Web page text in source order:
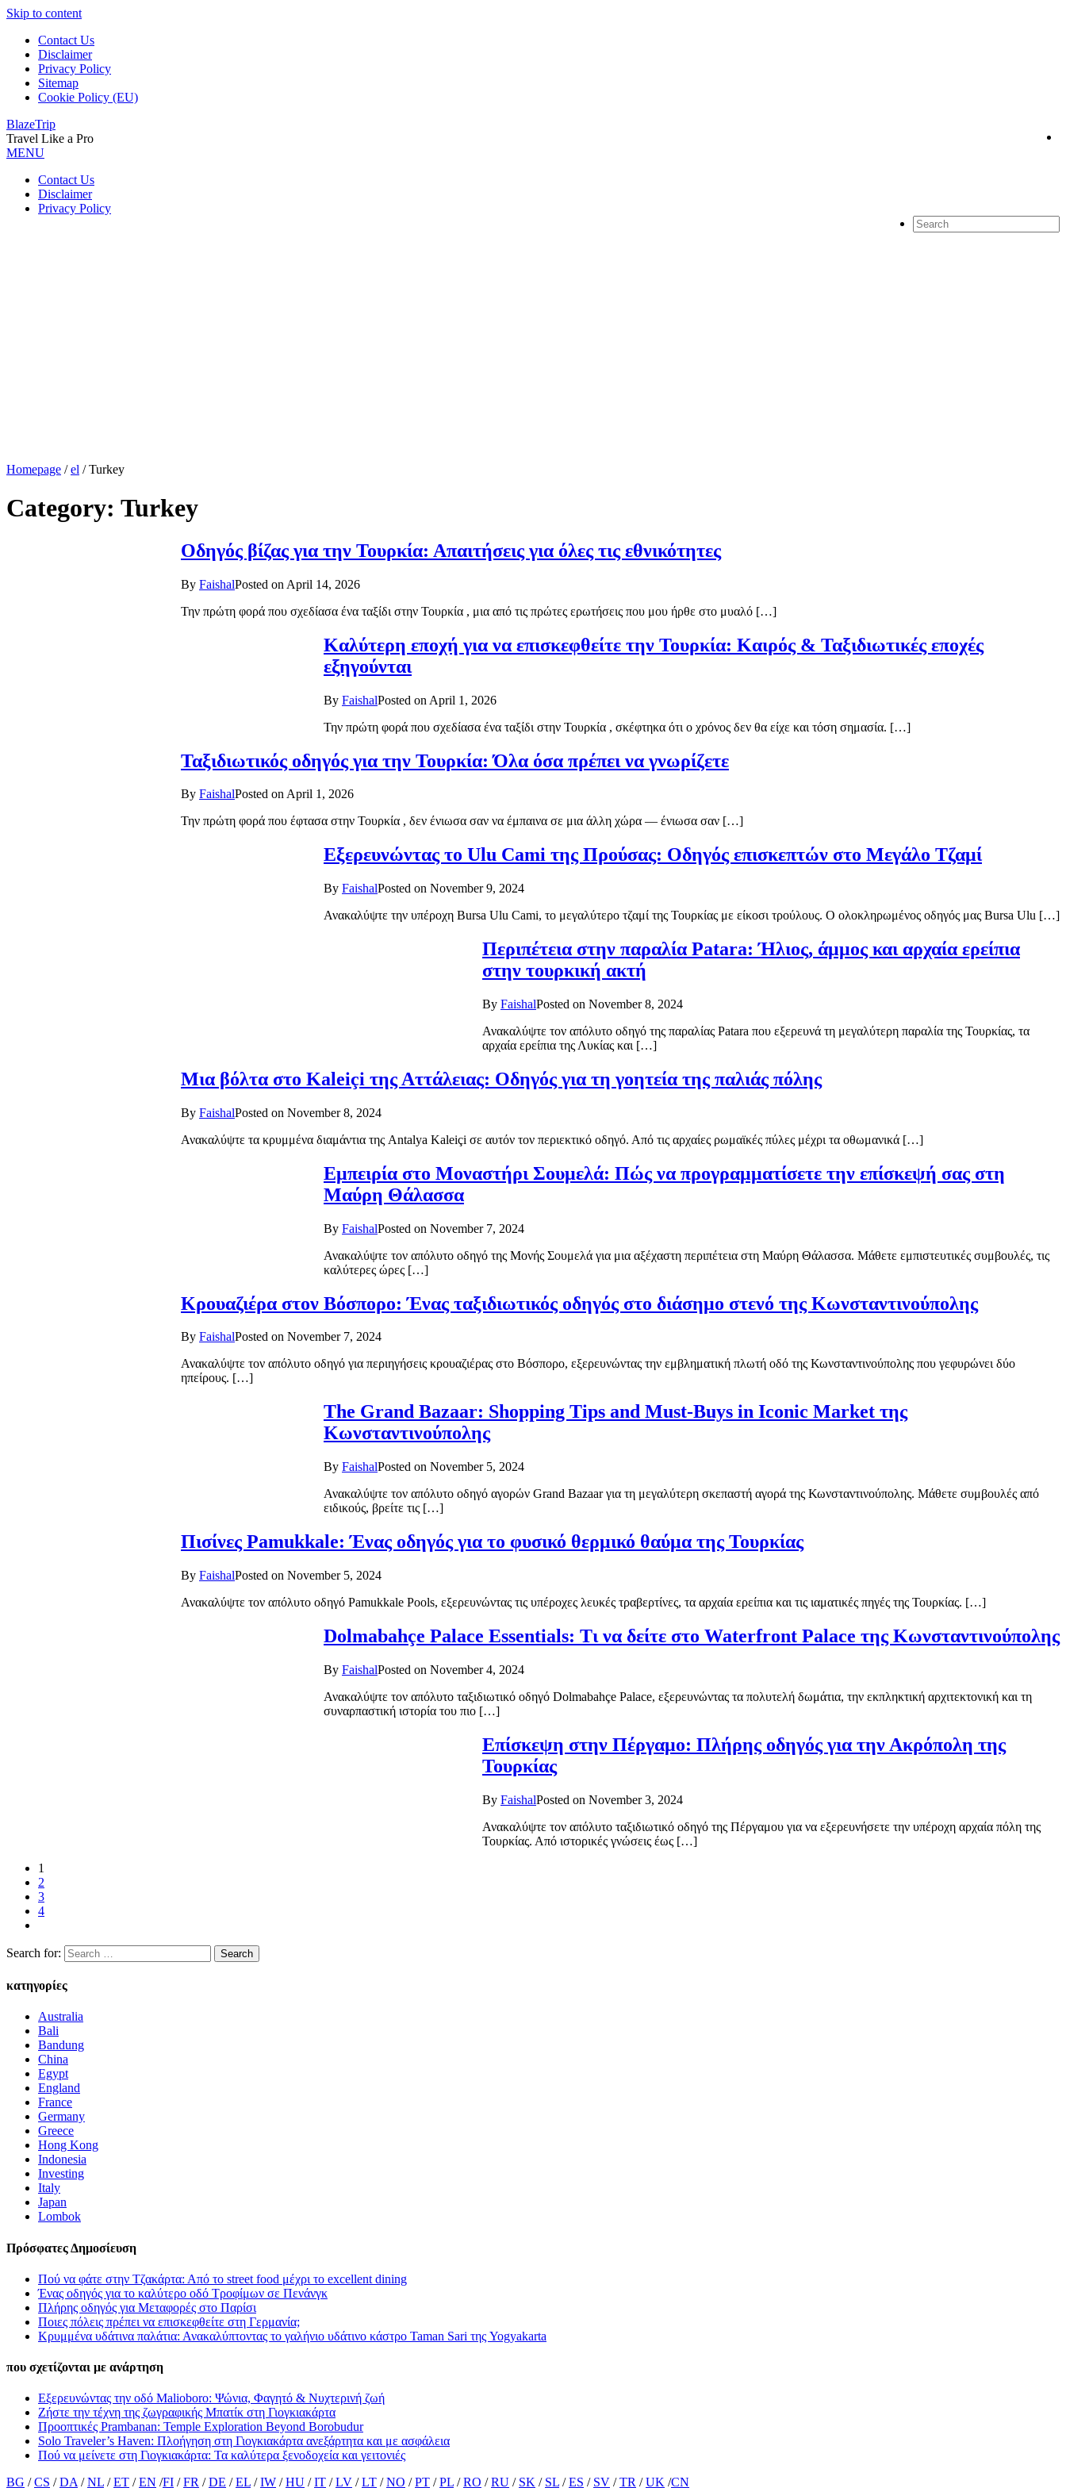
Skip to content
Contact Us
Disclaimer
Privacy Policy
Sitemap
Cookie Policy (EU)
BlazeTrip
Travel Like a Pro
MENU
Contact Us
Disclaimer
Privacy Policy
Homepage / el / Turkey
Category: Turkey
Οδηγός βίζας για την Τουρκία: Απαιτήσεις για όλες τις εθνικότητες
By FaishalPosted on April 14, 2026
Την πρώτη φορά που σχεδίασα ένα ταξίδι στην Τουρκία , μια από τις πρώτες ερωτήσεις που μου ήρθε στο μυαλό […]
Καλύτερη εποχή για να επισκεφθείτε την Τουρκία: Καιρός & Ταξιδιωτικές εποχές
εξηγούνται
By FaishalPosted on April 1, 2026
Την πρώτη φορά που σχεδίασα ένα ταξίδι στην Τουρκία , σκέφτηκα ότι ο χρόνος δεν θα είχε και τόση σημασία. […]
Ταξιδιωτικός οδηγός για την Τουρκία: Όλα όσα πρέπει να γνωρίζετε
By FaishalPosted onApril 1, 2026
Την πρώτη φορά που έφτασα στην Τουρκία , δεν ένιωσα σαν να έμπαινα σε μια άλλη χώρα — ένιωσα σαν […]
Εξερευνώντας το Ulu Cami της Προύσας: Οδηγός επισκεπτών στο Μεγάλο Τζαμί
By FaishalPosted on November 9, 2024
Ανακαλύψτε την υπέροχη Bursa Ulu Cami, το μεγαλύτερο τζαμί της Τουρκίας με είκοσι τρούλους. Ο ολοκληρωμένος οδηγός μας Bursa Ulu […]
Περιπέτεια στην παραλία Patara: Ήλιος, άμμος και αρχαία ερείπια
στην τουρκική ακτή
By FaishalPosted on November 8, 2024
Ανακαλύψτε τον απόλυτο οδηγό της παραλίας Patara που εξερευνά τη μεγαλύτερη παραλία της Τουρκίας, τα
αρχαία ερείπια της Λυκίας και […]
Μια βόλτα στο Kaleiçi της Αττάλειας: Οδηγός για τη γοητεία της παλιάς πόλης
By FaishalPosted on November 8, 2024
Ανακαλύψτε τα κρυμμένα διαμάντια της Antalya Kaleiçi σε αυτόν τον περιεκτικό οδηγό. Από τις αρχαίες ρωμαϊκές πύλες μέχρι τα οθωμανικά […]
Εμπειρία στο Μοναστήρι Σουμελά: Πώς να προγραμματίσετε την επίσκεψή σας στη
Μαύρη Θάλασσα
By FaishalPosted on November 7, 2024
Ανακαλύψτε τον απόλυτο οδηγό της Μονής Σουμελά για μια αξέχαστη περιπέτεια στη Μαύρη Θάλασσα. Μάθετε εμπιστευτικές συμβουλές, τις
καλύτερες ώρες […]
Κρουαζιέρα στον Βόσπορο: Ένας ταξιδιωτικός οδηγός στο διάσημο στενό της Κωνσταντινούπολης
By FaishalPosted on November 7, 2024
Ανακαλύψτε τον απόλυτο οδηγό για περιηγήσεις κρουαζιέρας στο Βόσπορο, εξερευνώντας την εμβληματική πλωτή οδό της Κωνσταντινούπολης που γεφυρώνει δύο
ηπείρους. […]
The Grand Bazaar: Shopping Tips and Must-Buys in Iconic Market της
Κωνσταντινούπολης
By FaishalPosted on November 5, 2024
Ανακαλύψτε τον απόλυτο οδηγό αγορών Grand Bazaar για τη μεγαλύτερη σκεπαστή αγορά της Κωνσταντινούπολης. Μάθετε συμβουλές από
ειδικούς, βρείτε τις […]
Πισίνες Pamukkale: Ένας οδηγός για το φυσικό θερμικό θαύμα της Τουρκίας
By FaishalPosted on November 5, 2024
Ανακαλύψτε τον απόλυτο οδηγό Pamukkale Pools, εξερευνώντας τις υπέροχες λευκές τραβερτίνες, τα αρχαία ερείπια και τις ιαματικές πηγές της Τουρκίας. […]
Dolmabahçe Palace Essentials: Τι να δείτε στο Waterfront Palace της Κωνσταντινούπολης
By FaishalPosted on November 4, 2024
Ανακαλύψτε τον απόλυτο ταξιδιωτικό οδηγό Dolmabahçe Palace, εξερευνώντας τα πολυτελή δωμάτια, την εκπληκτική αρχιτεκτονική και τη
συναρπαστική ιστορία του πιο […]
Επίσκεψη στην Πέργαμο: Πλήρης οδηγός για την Ακρόπολη της
Τουρκίας
By FaishalPosted on November 3, 2024
Ανακαλύψτε τον απόλυτο ταξιδιωτικό οδηγό της Πέργαμου για να εξερευνήσετε την υπέροχη αρχαία πόλη της
Τουρκίας. Από ιστορικές γνώσεις έως […]
1
2
3
4
Search for:
κατηγορίες
Australia
Bali
Bandung
China
Egypt
England
France
Germany
Greece
Hong Kong
Indonesia
Investing
Italy
Japan
Lombok
Πρόσφατες Δημοσίευση
Πού να φάτε στην Τζακάρτα: Από το street food μέχρι το excellent dining
Ένας οδηγός για το καλύτερο οδό Τροφίμων σε Πενάνγκ
Πλήρης οδηγός για Μεταφορές στο Παρίσι
Ποιες πόλεις πρέπει να επισκεφθείτε στη Γερμανία;
Κρυμμένα υδάτινα παλάτια: Ανακαλύπτοντας το γαλήνιο υδάτινο κάστρο Taman Sari της Yogyakarta
που σχετίζονται με ανάρτηση
Εξερευνώντας την οδό Malioboro: Ψώνια, Φαγητό & Νυχτερινή ζωή
Ζήστε την τέχνη της ζωγραφικής Μπατίκ στη Γιογκιακάρτα
Προοπτικές Prambanan: Temple Exploration Beyond Borobudur
Solo Traveler’s Haven: Πλοήγηση στη Γιογκιακάρτα ανεξάρτητα και με ασφάλεια
Πού να μείνετε στη Γιογκιακάρτα: Τα καλύτερα ξενοδοχεία και γειτονιές
BG /CS /DA /NL /ET /EN /FI /FR /DE /EL /IW /HU /IT /LV /LT /NO /PT /PL /RO /RU / SK / SL /ES / SV /TR /UK /CN